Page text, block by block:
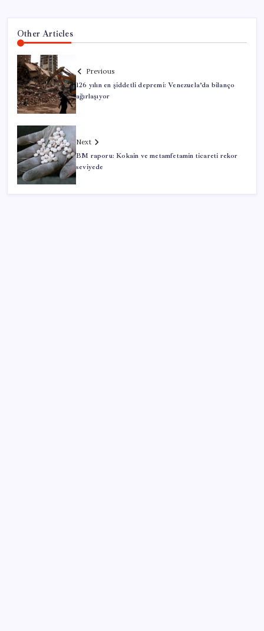
Other Articles
Previous
126 yılın en şiddetli depremi: Venezuela’da bilanço
ağırlaşıyor
Next
BM raporu: Kokain ve metamfetamin ticareti rekor
seviyede